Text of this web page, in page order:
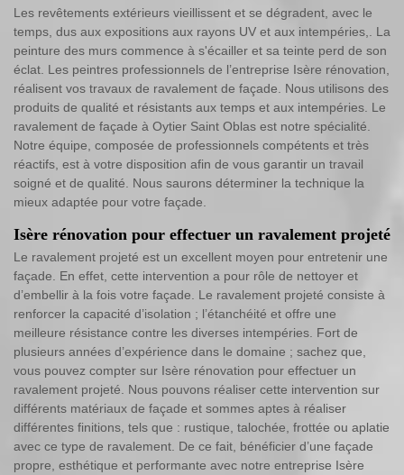
Les revêtements extérieurs vieillissent et se dégradent, avec le
temps, dus aux expositions aux rayons UV et aux intempéries,. La
peinture des murs commence à s'écailler et sa teinte perd de son
éclat. Les peintres professionnels de l’entreprise Isère rénovation,
réalisent vos travaux de ravalement de façade. Nous utilisons des
produits de qualité et résistants aux temps et aux intempéries. Le
ravalement de façade à Oytier Saint Oblas est notre spécialité.
Notre équipe, composée de professionnels compétents et très
réactifs, est à votre disposition afin de vous garantir un travail
soigné et de qualité. Nous saurons déterminer la technique la
mieux adaptée pour votre façade.
Isère rénovation pour effectuer un ravalement projeté
Le ravalement projeté est un excellent moyen pour entretenir une
façade. En effet, cette intervention a pour rôle de nettoyer et
d’embellir à la fois votre façade. Le ravalement projeté consiste à
renforcer la capacité d’isolation ; l’étanchéité et offre une
meilleure résistance contre les diverses intempéries. Fort de
plusieurs années d’expérience dans le domaine ; sachez que,
vous pouvez compter sur Isère rénovation pour effectuer un
ravalement projeté. Nous pouvons réaliser cette intervention sur
différents matériaux de façade et sommes aptes à réaliser
différentes finitions, tels que : rustique, talochée, frottée ou aplatie
avec ce type de ravalement. De ce fait, bénéficier d’une façade
propre, esthétique et performante avec notre entreprise Isère